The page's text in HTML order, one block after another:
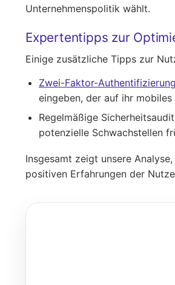
Unternehmenspolitik wählt.
Expertentipps zur
Einige zusätzliche Tipps zur
Zwei-Faktor-
eingeben, der auf ihr
Regelmäßige
potenzielle Schwachstellen
Insgesamt zeigt unsere
positiven Erfahrungen der